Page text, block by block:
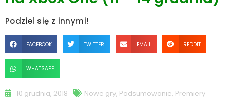
Podziel się z innymi!
FACEBOOK TWITTER EMAIL REDDIT
WHATSAPP
10 grudnia, 2018 Nowe gry, Podsumowanie, Premiery